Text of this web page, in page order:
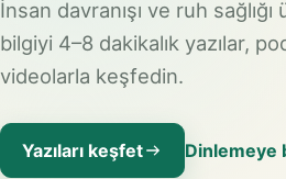
İnsan davranışı ve ruh
bilgiyi 4–8 dakikalık yazılar,
videolarla keşfedin.
Yazıları keşfet Dinlemeye